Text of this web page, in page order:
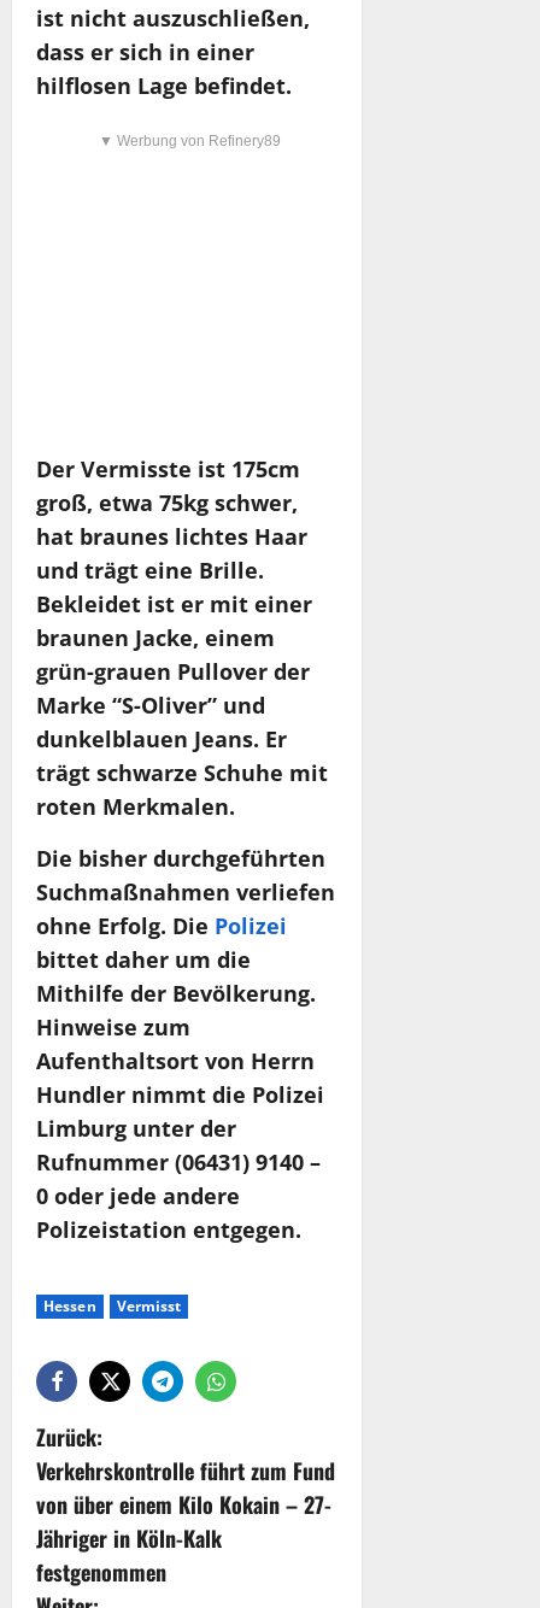
ist nicht auszuschließen,
dass er sich in einer
hilflosen Lage befindet.
▼ Werbung von Refinery89
Der Vermisste ist 175cm
groß, etwa 75kg schwer,
hat braunes lichtes Haar
und trägt eine Brille.
Bekleidet ist er mit einer
braunen Jacke, einem
grün-grauen Pullover der
Marke “S-Oliver” und
dunkelblauen Jeans. Er
trägt schwarze Schuhe mit
roten Merkmalen.
Die bisher durchgeführten
Suchmaßnahmen verliefen
ohne Erfolg. Die Polizei
bittet daher um die
Mithilfe der Bevölkerung.
Hinweise zum
Aufenthaltsort von Herrn
Hundler nimmt die Polizei
Limburg unter der
Rufnummer (06431) 9140 –
0 oder jede andere
Polizeistation entgegen.
Hessen Vermisst
Zurück:
Verkehrskontrolle führt zum Fund
von über einem Kilo Kokain – 27-
Jähriger in Köln-Kalk
festgenommen